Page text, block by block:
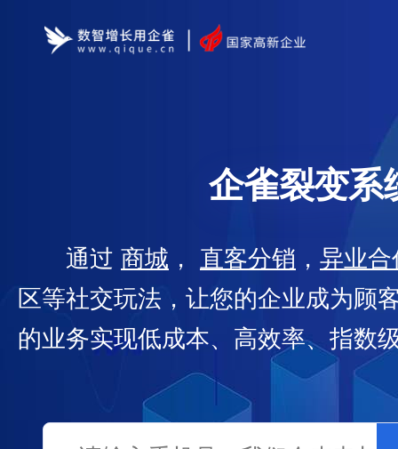
企雀裂变
通过 商城 ， 直客分销 ， 异业合
区等社交玩法，让您的企业成为顾
的业务实现低成本、高效率、指数